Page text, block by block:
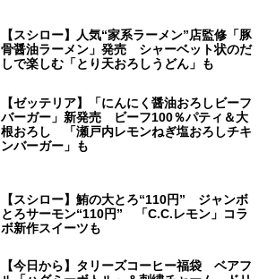
【スシロー】人気“家系ラーメン”店監修「豚
骨醤油ラーメン」発売 シャーベット状のだ
しで楽しむ「とり天おろしうどん」も
【ゼッテリア】「にんにく醤油おろしビーフ
バーガー」新発売 ビーフ100％パティ＆大
根おろし 「瀬戸内レモンねぎ塩おろしチキ
ンバーガー」も
【スシロー】鮪の大とろ“110円” ジャンボ
とろサーモン“110円” 「C.C.レモン」コラ
ボ新作スイーツも
【今日から】タリーズコーヒー福袋 ベアフ